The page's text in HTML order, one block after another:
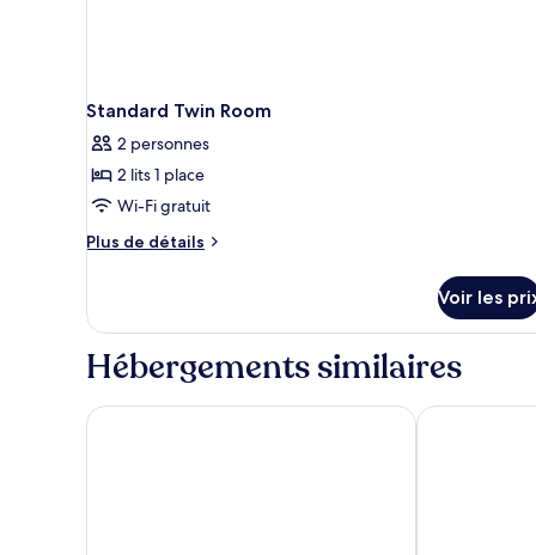
Standard Twin Room
2 personnes
2 lits 1 place
Wi-Fi gratuit
Plus de détails
Plus
le
type
de
Standard
Voir les
Hébergements similaires
Landmark Plaza Hotel Studio M